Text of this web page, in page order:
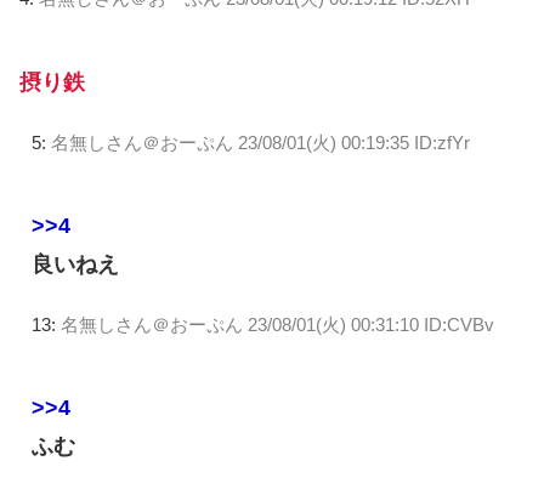
摂り鉄
5: 名無しさん＠おーぷん 23/08/01(火) 00:19:35 ID:zfYr
>>4
良いねえ
13: 名無しさん＠おーぷん 23/08/01(火) 00:31:10 ID:CVBv
>>4
ふむ